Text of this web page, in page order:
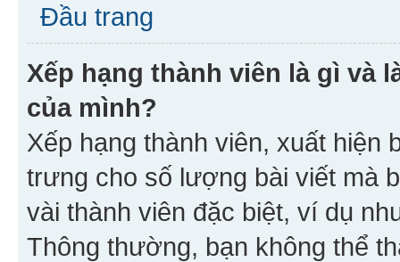
Đầu trang
Xếp hạng thành viên là gì và
của mình?
Xếp hạng thành viên, xuất
trưng cho số lượng bài viết mà
vài thành viên đặc biệt, ví dụ
Thông thường, bạn không thể